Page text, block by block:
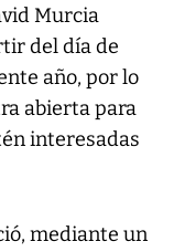
Murcia
del día de
año, por lo
abierta para
interesadas
mediante un